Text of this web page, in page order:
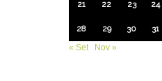
21 22 23 24
28 29 30
31
« Set
Nov »